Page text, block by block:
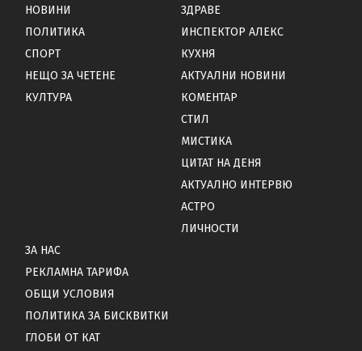
НОВИНИ
ПОЛИТИКА
СПОРТ
НЕЩО ЗА ЧЕТЕНЕ
КУЛТУРА
ЗДРАВЕ
ИНСПЕКТОР АЛЕКС
КУХНЯ
АКТУАЛНИ НОВИНИ
КОМЕНТАР
СТИЛ
МИСТИКА
ЦИТАТ НА ДЕНЯ
АКТУАЛНО ИНТЕРВЮ
АСТРО
ЛИЧНОСТИ
ЗА НАС
РЕКЛАМНА ТАРИФА
ОБЩИ УСЛОВИЯ
ПОЛИТИКА ЗА БИСКВИТКИ
ГЛОБИ ОТ КАТ